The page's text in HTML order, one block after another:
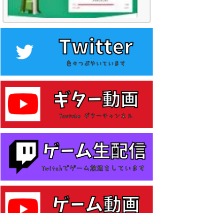
n
a
e
断
テ
ス
ト
を
し